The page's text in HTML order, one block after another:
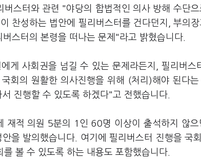
스터와 관련 "야당의 합법적인 의사 방해 수단으
찬성하는 법안에 필리버스터를 건다던지, 부의
스터의 본령을 떠나는 문제"라고 밝혔습니다.
게 사회권을 넘길 수 있는 문제라든지, 필리버스
회의 원활한 의사진행을 위해 (처리)해야 된다는
진행할 수 있도록 하겠다"고 전했습니다.
재적 의원 5분의 1인 60명 이상이 출석하지 않으
을 발의했습니다. 여기에 필리버스터 진행을 국
볼 수 있도록 하는 내용도 포함했습니다.